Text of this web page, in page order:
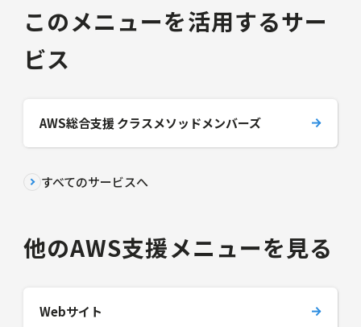
このメニューを活用するサー
ビス
AWS総合支援 クラスメソッドメンバーズ
すべてのサービスへ
他のAWS支援メニューを見る
Webサイト